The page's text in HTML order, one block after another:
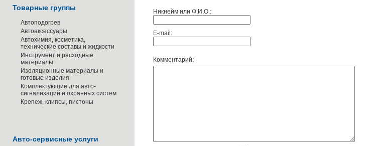
Товарные группы
Автоподогрев
Автоаксессуары
Автохимия, косметика,
технические составы и жидкости
Инструмент и расходные
материалы
Изоляционные материалы и
готовые изделия
Комплектующие для авто-
сигнализаций и охранных систем
Крепеж, клипсы, пистоны
Авто-сервисные услуги
Никнейм или Ф.И.О.:
E-mail:
Комментарий: